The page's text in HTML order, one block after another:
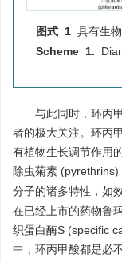
图式 1 具有生
Scheme 1.
与此同时，环丙
者的极大关注。环丙
有植物生长调节作用
除虫菊素 (pyrethrins)
分子的诸多特性，如
在已经上市的药物鲁
织蛋白酶S (specific
中，环丙甲酸都是必